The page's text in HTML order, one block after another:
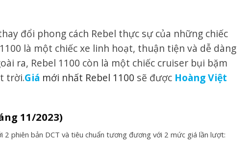
đổi phong cách Rebel thực sự của những chiếc
là một chiếc xe linh hoạt, thuận tiện và dễ dàng
ra, Rebel 1100 còn là một chiếc cruiser bụi bặm
trời.Giá mới nhất Rebel 1100 sẽ được Hoàng Việt
11/2023)
phiên bản DCT và tiêu chuẩn tương đương với 2 mức giá lần lượt: